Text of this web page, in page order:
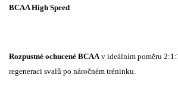
BCAA High Speed
Rozpustné ochucené BCAAv ideálním poměru
regeneraci svalů po náročném tréninku.